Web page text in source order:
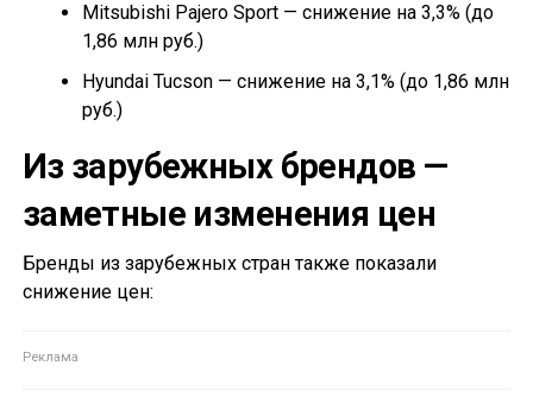
Mitsubishi Pajero Sport — снижение на 3,3% (до
1,86 млн руб.)
Hyundai Tucson — снижение на 3,1% (до 1,86 млн
руб.)
Из зарубежных брендов —
заметные изменения цен
Бренды из зарубежных стран также показали
снижение цен: